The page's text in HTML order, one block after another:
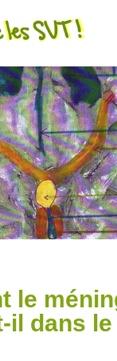
le
il dans